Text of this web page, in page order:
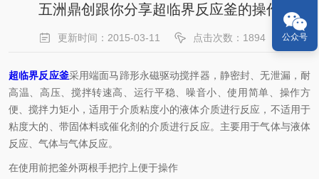
五洲鼎创跟你分享超临界反应釜的操作
更新时间：2015-03-11 点击次数：1894
超临界反应釜采用端面马蹄形永磁驱动搅拌器，静密封、无泄漏，耐
高温、高压、搅拌转速高、运行平稳、噪音小、使用简单、操作方
便、搅拌力矩小，适用于介质粘度小的液体介质进行反应，不适用于
粘度大的、带固体料或催化剂的介质进行反应。主要用于气体与液体
反应、气体与气体反应。
在使用前把釜外两根手把拧上便于操作
公众号